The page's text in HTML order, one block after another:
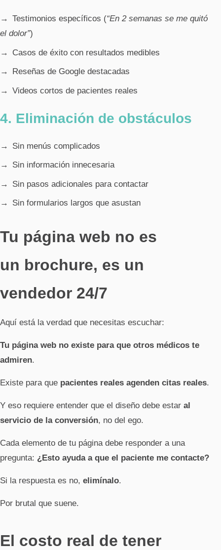
Testimonios específicos (“En 2 semanas se me quitó
el dolor”)
Casos de éxito con resultados medibles
Reseñas de Google destacadas
Videos cortos de pacientes reales
4. Eliminación de obstáculos
Sin menús complicados
Sin información innecesaria
Sin pasos adicionales para contactar
Sin formularios largos que asustan
Tu página web no es
un brochure, es un
vendedor 24/7
Aquí está la verdad que necesitas escuchar:
Tu página web no existe para que otros médicos te
admiren.
Existe para que pacientes reales agenden citas reales.
Y eso requiere entender que el diseño debe estar al
servicio de la conversión, no del ego.
Cada elemento de tu página debe responder a una
pregunta: ¿Esto ayuda a que el paciente me contacte?
Si la respuesta es no, elimínalo.
Por brutal que suene.
El costo real de tener